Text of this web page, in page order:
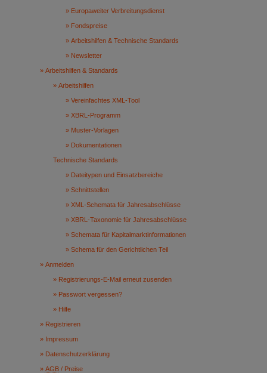
Europaweiter Verbreitungsdienst
Fondspreise
Arbeitshilfen & Technische Standards
Newsletter
Arbeitshilfen & Standards
Arbeitshilfen
Vereinfachtes XML-Tool
XBRL-Programm
Muster-Vorlagen
Dokumentationen
Technische Standards
Dateitypen und Einsatzbereiche
Schnittstellen
XML-Schemata für Jahresabschlüsse
XBRL-Taxonomie für Jahresabschlüsse
Schemata für Kapitalmarktinformationen
Schema für den Gerichtlichen Teil
Anmelden
Registrierungs-E-Mail erneut zusenden
Passwort vergessen?
Hilfe
Registrieren
Impressum
Datenschutzerklärung
AGB/ Preise